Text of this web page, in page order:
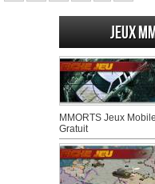
Jeux
MMORTS Jeux
Gratuit